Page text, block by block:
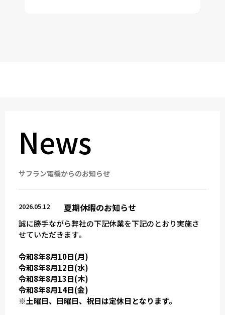
News
サフラン電機からのお知らせ
2026.05.12 夏期休暇のお知らせ
誠に勝手ながら弊社の下記休業を下記のとおり実施さ
せていただきます。
令和8年8月10日(月)
令和8年8月12日(水)
令和8年8月13日(木)
令和8年8月14日(金)
※土曜日、日曜日、祝日は定休日となります。